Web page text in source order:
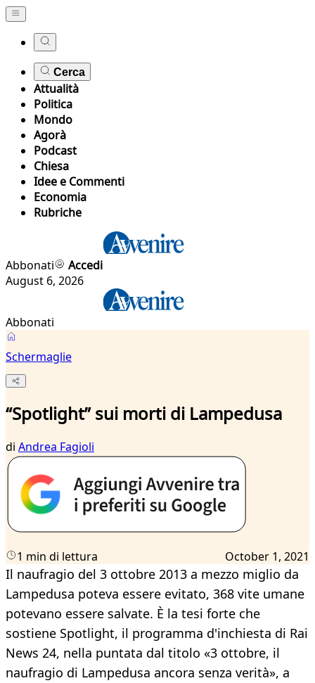
Cerca
Attualità
Politica
Mondo
Agorà
Podcast
Chiesa
Idee e Commenti
Economia
Rubriche
Abbonati
Accedi
August 6, 2026
Abbonati
Schermaglie
“Spotlight” sui morti di Lampedusa
di Andrea Fagioli
1 min di lettura October 1, 2021
Il naufragio del 3 ottobre 2013 a mezzo miglio da
Lampedusa poteva essere evitato, 368 vite umane
potevano essere salvate. È la tesi forte che
sostiene Spotlight, il programma d'inchiesta di Rai
News 24, nella puntata dal titolo «3 ottobre, il
naufragio di Lampedusa ancora senza verità», a